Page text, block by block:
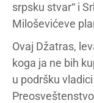
srpsku stvar“ i
Miloševićeve
Ovaj Džatras,
koga ja ne bih
u podršku